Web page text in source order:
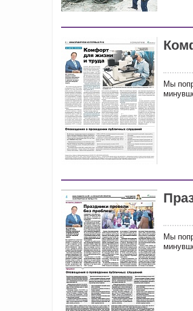
Мы
Мы